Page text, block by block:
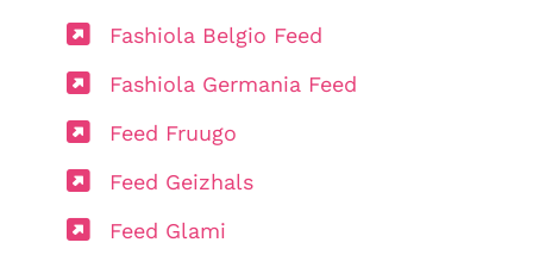
Fashiola Belgio Feed
Fashiola Germania Feed
Feed Fruugo
Feed Geizhals
Feed Glami